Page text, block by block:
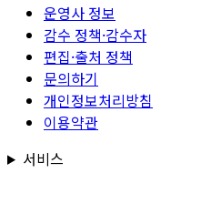
운영사 정보
감수 정책·감수자
편집·출처 정책
문의하기
개인정보처리방침
이용약관
서비스